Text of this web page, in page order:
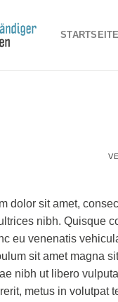
STARTSEITE
dolor sit amet,
nibh. Quisque
eu venenatis
sit amet magna
nibh ut libero
metus in volutpat